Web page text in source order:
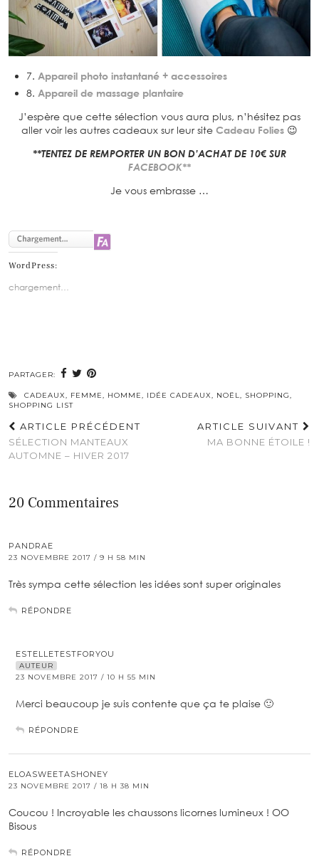
7. Appareil photo instantané + accessoires
8. Appareil de massage plantaire
J’espère que cette sélection vous aura plus, n’hésitez pas
aller voir les autres cadeaux sur leur site Cadeau Folies 😉
**TENTEZ DE REMPORTER UN BON D’ACHAT DE 10€ SUR
FACEBOOK**
Je vous embrasse …
WordPress:
chargement…
PARTAGER:
CADEAUX, FEMME, HOMME, IDÉE CADEAUX, NOËL, SHOPPING,
SHOPPING LIST
ARTICLE PRÉCÉDENT
SÉLECTION MANTEAUX
AUTOMNE – HIVER 2017
ARTICLE SUIVANT
MA BONNE ÉTOILE !
20 Commentaires
PANDRAE
23 NOVEMBRE 2017 / 9 H 58 MIN
Très sympa cette sélection les idées sont super originales
RÉPONDRE
ESTELLETESTFORYOU
AUTEUR
23 NOVEMBRE 2017 / 10 H 55 MIN
Merci beaucoup je suis contente que ça te plaise 🙂
RÉPONDRE
ELOASWEETASHONEY
23 NOVEMBRE 2017 / 18 H 38 MIN
Coucou ! Incroyable les chaussons licornes lumineux ! OO
Bisous
RÉPONDRE